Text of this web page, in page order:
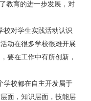
教育的进一步发展，对
对学生实践活动认识
动在很多学校很难开展
要在工作中有所创新，
校都在自主开发属于
面，知识层面，技能层